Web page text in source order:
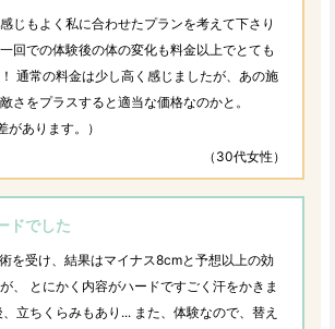
じもよく私に合わせたプランを考えて下さり
回での体験後の体の変化も料金以上でとても
通常の料金は少し高く感じましたが、あの施
さをプラスすると適当な価格なのかと。
があります。）
（30代女性）
ドでした
を受け、結果はマイナス8cmと予想以上の効
、 とにかく内容がハードですごく汗をかきま
立ちくらみもあり... また、体験なので、替え